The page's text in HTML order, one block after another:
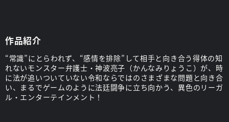
作品紹介
“常識”にとらわれず、“感情を排除”して相手と向き合う得体の知
れないモンスター弁護士・神波亮子（かんなみりょうこ）が、時
に法が追いついていない令和ならではのさまざまな問題と向き合
い、まるでゲームのように法廷闘争に立ち向かう、異色のリーガ
ル・エンターテインメント！